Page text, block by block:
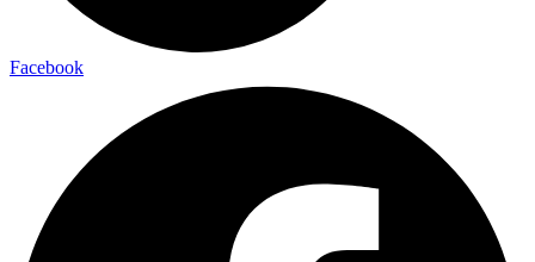
Facebook